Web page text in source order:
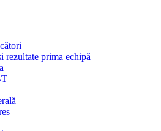
rezultate prima echipă